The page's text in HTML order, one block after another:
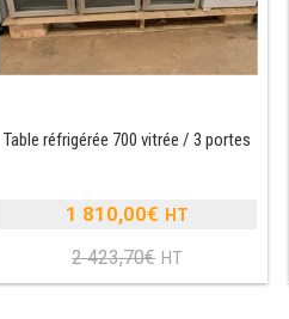
Table réfrigérée 700 vitrée / 3 portes
2 423,70€
prix
initial
1 810,00€
Le
prix